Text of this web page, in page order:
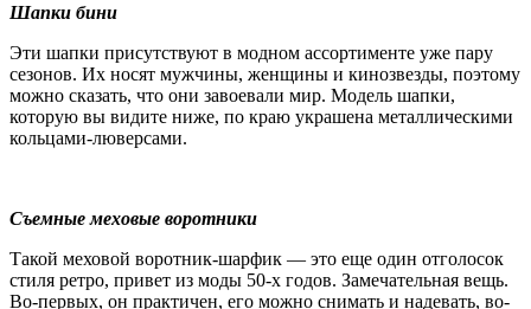
Шапки бини
Эти шапки присутствуют в модном ассортименте уже пару
сезонов. Их носят мужчины, женщины и кинозвезды, поэтому
можно сказать, что они завоевали мир. Модель шапки,
которую вы видите ниже, по краю украшена металлическими
кольцами-люверсами.
Съемные меховые воротники
Такой меховой воротник-шарфик — это еще один отголосок
стиля ретро, привет из моды 50-х годов. Замечательная вещь.
Во-первых, он практичен, его можно снимать и надевать, во-